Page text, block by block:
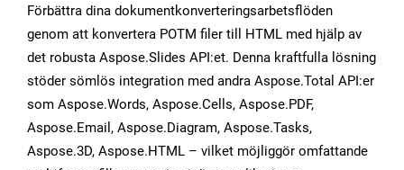
Förbättra dina dokumentkonverteringsarbetsflöden
genom att konvertera POTM filer till HTML med hjälp av
det robusta Aspose.Slides API:et. Denna kraftfulla lösning
stöder sömlös integration med andra Aspose.Total API:er
som Aspose.Words, Aspose.Cells, Aspose.PDF,
Aspose.Email, Aspose.Diagram, Aspose.Tasks,
Aspose.3D, Aspose.HTML – vilket möjliggör omfattande